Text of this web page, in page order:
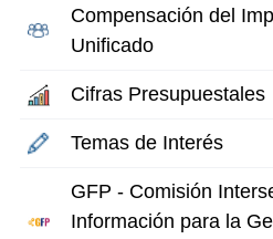
Compensación del
Unificado
Cifras Presupuestales
Temas de Interés
GFP - Comisión
Información para la